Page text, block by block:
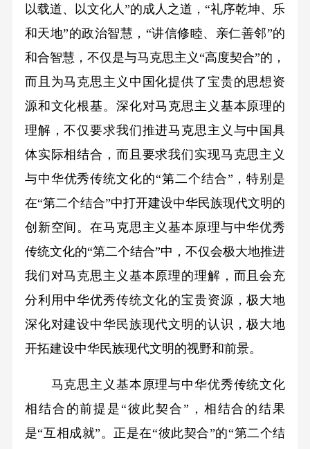
以载道、以文化人”的成人之道，“礼序乾坤、乐
和天地”的政治智慧，“讲信修睦、亲仁善邻”的
和合智慧，不仅是与马克思主义“高度契合”的，
而且为马克思主义中国化提供了宝贵的思想资
源和文化根基。深化对马克思主义基本原理的
理解，不仅要求我们推进马克思主义与中国具
体实际相结合，而且要求我们实现马克思主义
与中华优秀传统文化的“第二个结合”，特别是
在“第二个结合”中打开建设中华民族现代文明的
创新空间。在马克思主义基本原理与中华优秀
传统文化的“第二个结合”中，不仅会极大地推进
我们对马克思主义基本原理的理解，而且会充
分利用中华优秀传统文化的宝贵资源，极大地
深化对建设中华民族现代文明的认识，极大地
开拓建设中华民族现代文明的视野和前景。
马克思主义基本原理与中华优秀传统文化
相结合的前提是“彼此契合”，相结合的结果
是“互相成就”。正是在“彼此契合”的“第二个结